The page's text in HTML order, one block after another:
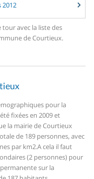
2012
avec la liste des
de Courtieux.
pour la
fixées en 2009 et
la mairie de Courtieux
de 189 personnes, avec
par km2.A cela il faut
(2 personnes) pour
sur la